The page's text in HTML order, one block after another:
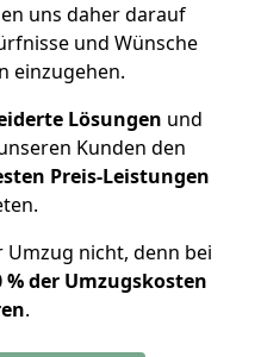
uns daher darauf
und Wünsche
einzugehen.
Lösungen und
Kunden den
Preis-Leistungen
nicht, denn bei
% der Umzugskosten
.